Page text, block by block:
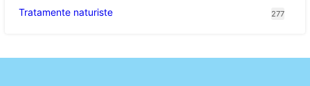
Tratamente naturiste 277